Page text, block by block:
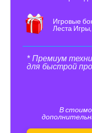
Игровые
Леста
* Премиум
для быстрой
В